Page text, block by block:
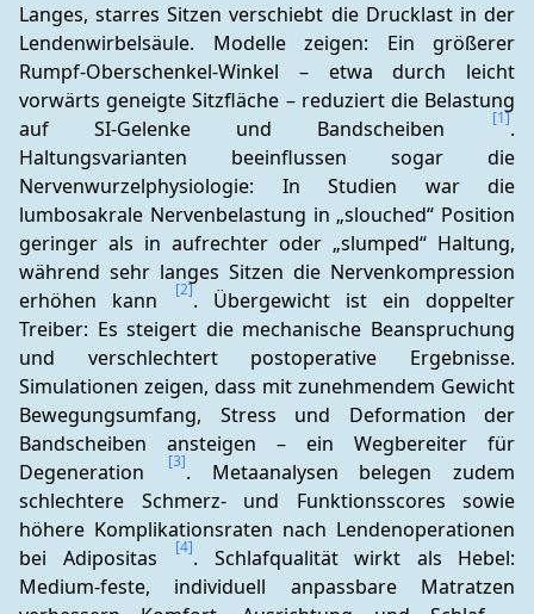
Langes, starres Sitzen verschiebt die Drucklast in der
Lendenwirbelsäule. Modelle zeigen: Ein größerer
Rumpf-Oberschenkel-Winkel – etwa durch leicht
vorwärts geneigte Sitzfläche – reduziert die Belastung
auf SI-Gelenke und Bandscheiben
[1].
Haltungsvarianten beeinflussen sogar die
Nervenwurzelphysiologie: In Studien war die
lumbosakrale Nervenbelastung in „slouched“ Position
geringer als in aufrechter oder „slumped“ Haltung,
während sehr langes Sitzen die Nervenkompression
erhöhen kann
[2]. Übergewicht ist ein doppelter
Treiber: Es steigert die mechanische Beanspruchung
und verschlechtert postoperative Ergebnisse.
Simulationen zeigen, dass mit zunehmendem Gewicht
Bewegungsumfang, Stress und Deformation der
Bandscheiben ansteigen – ein Wegbereiter für
Degeneration
[3]. Metaanalysen belegen zudem
schlechtere Schmerz- und Funktionsscores sowie
höhere Komplikationsraten nach Lendenoperationen
bei Adipositas
[4]. Schlafqualität wirkt als Hebel:
Medium-feste, individuell anpassbare Matratzen